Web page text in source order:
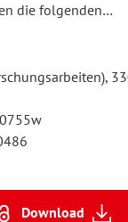
die folgenden…
Download